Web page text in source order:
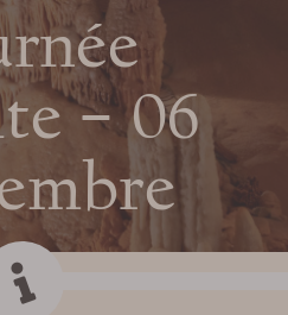
GOUFFRE DE
EN
AU
– 06